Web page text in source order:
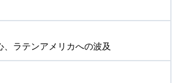
、ラテンアメリカへの波及